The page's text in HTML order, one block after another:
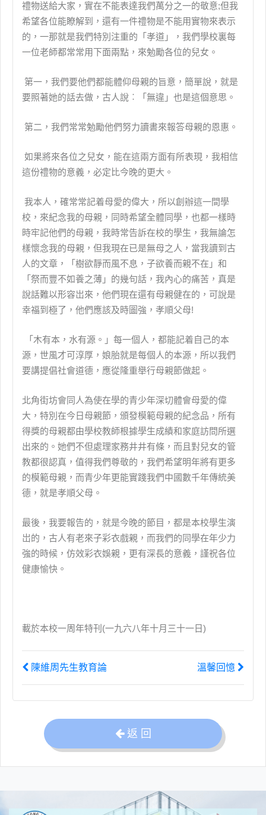
禮物送給大家，實在不能表達我們萬分之一的敬意;但我
希望各位能瞭解到，還有一件禮物是不能用實物來表示
的，一那就是我們特別注重的「孝道」，我們學校裏每
一位老師都常常用下面兩點，來勉勵各位的兒女。
第一， 我們要他們都能體仰母親的旨意，簡單說，就是
要照著她的話去做，古人說︰「無違」也是這個意思。
第二，我們常常勉勵他們努力讀書來報答母親的恩惠。
如果將來各位之兒女，能在這兩方面有所表現，我相信
這份禮物的意義，必定比今晚的更大。
我本人，確常常記着母愛的偉大，所以創辦這一間學
校，來紀念我的母親，同時希望全體同學，也都一樣時
時牢記他們的母親，我時常告訴在校的學生，我無論怎
樣懷念我的母親，但我現在已是無母之人，當我讀到古
人的文章，「樹欲靜而風不息，子欲養而親不在」和
「祭而豐不如養之薄」的幾句話，我內心的痛苦，真是
說話難以形容岀來，他們現在還有母親健在的，可說是
幸福到極了，他們應該及時圖強，孝順父母!
「木有本，水有源。」每一個人，都能記着自己的本
源，世風才可淳厚，娘胎就是每個人的本源，所以我們
要講提倡社會道德，應從隆重舉行母親節做起。
北角街坊會同人為使在學的青少年深切體會母愛的偉
大，特別在今日母親節，頒發模範母親的紀念品，所有
得獎的母親都由學校教師根據學生成績和家庭訪問所選
出來的。她們不但處理家務井井有條，而且對兒女的管
教都很認真，值得我們尊敬的，我們希望明年將有更多
的模範母親，而青少年更能實踐我們中國數千年傳統美
德，就是孝順父母。
最後，我要報告的，就是今晚的節目，都是本校學生演
岀的，古人有老來子彩衣戲親，而我們的同學在年少力
強的時候，仿效彩衣娛親，更有深長的意義，謹祝各位
健康愉快。
載於本校一周年特刊(一九六八年十月三十一日)
陳維周先生教育論 溫馨回憶
返 回